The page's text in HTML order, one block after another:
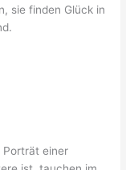
sie finden Glück in
Porträt einer